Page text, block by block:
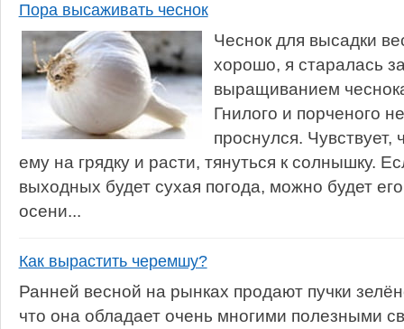
Пора высаживать чеснок
Чеснок для высадки
хорошо, я старалась
выращиванием
Гнилого и порченого
проснулся. Чувствует,
ему на грядку и расти, тянуться к солнышку.
выходных будет сухая погода, можно будет
осени...
Как вырастить черемшу?
Ранней весной на рынках продают пучки
что она обладает очень многими полезными